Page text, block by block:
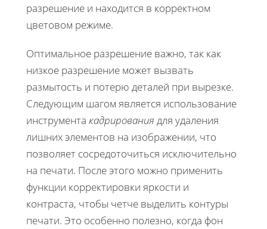
разрешение и находится в корректном
цветовом режиме.
Оптимальное разрешение важно, так как
низкое разрешение может вызвать
размытость и потерю деталей при вырезке.
Следующим шагом является использование
инструмента кадрирования для удаления
лишних элементов на изображении, что
позволяет сосредоточиться исключительно
на печати. После этого можно применить
функции корректировки яркости и
контраста, чтобы четче выделить контуры
печати. Это особенно полезно, когда фон